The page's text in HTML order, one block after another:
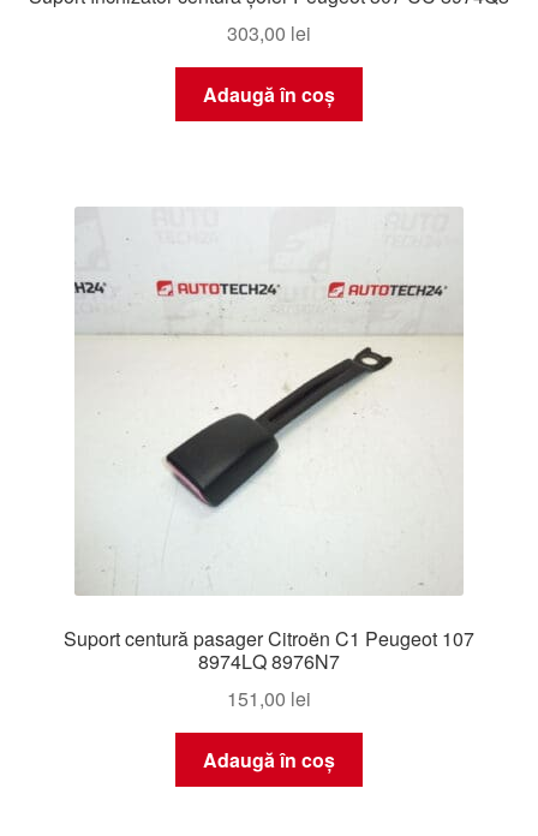
303,00 lei
Adaugă în coș
Suport centură pasager Citroën C1 Peugeot 107
8974LQ 8976N7
151,00 lei
Adaugă în coș